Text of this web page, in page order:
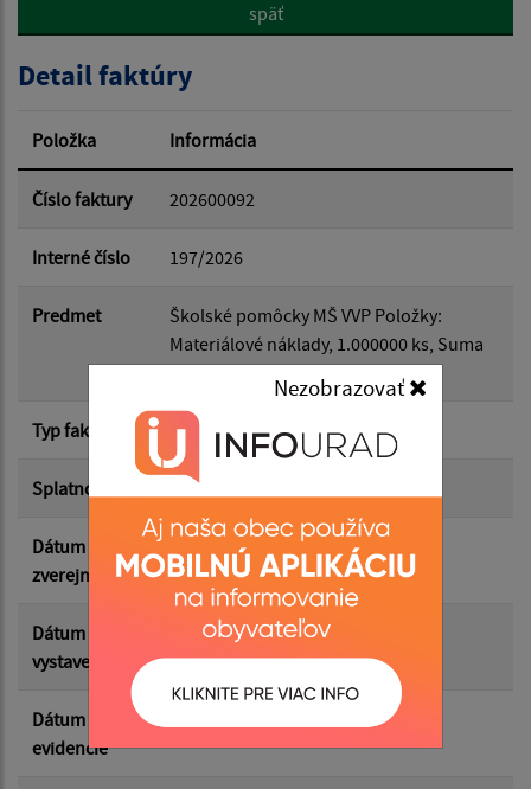
Nezobrazovať
Hľadať v:
Dátum od:
Suma od:
Suma do:
Filtrovať Reset
späť
Detail faktúry
Položka Informácia
Číslo faktury 202600092
Interné číslo 197/2026
Predmet
Školské pomôcky MŠ VVP Položky:
Materiálové náklady, 1.000000 ks, Suma
položky 94.70 Eur,
Typ faktúry dodávateľská
Splatnosť 26.02.2026
Dátum
zverejnenia
25.05.2026
Dátum
vystavenia
19.02.2026
Dátum
evidencie